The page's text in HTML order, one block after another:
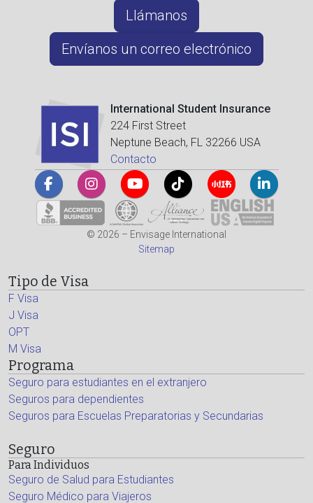
Llámanos
Envíanos un correo electrónico
International Student Insurance
224 First Street
Neptune Beach, FL 32266 USA
Contacto
© 2026 – Envisage International
Sitemap
Tipo de Visa
F Visa
J Visa
OPT
M Visa
Programa
Seguro para estudiantes en el extranjero
Seguros para dependientes
Seguros para Escuelas Preparatorias y Secundarias
Seguro
Para Individuos
Seguro de Salud para Estudiantes
Seguro Médico para Viajeros